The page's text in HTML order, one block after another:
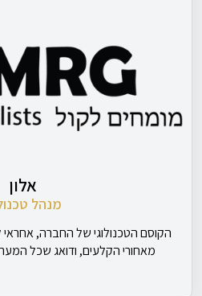
אלון
מנהל
הקוסם הטכנולוגי של החברה, אחראי
מאחורי הקלעים, ודואג שכל